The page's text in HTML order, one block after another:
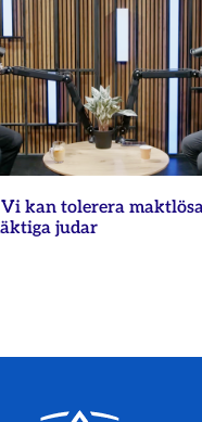
Vi kan tolerera
judar